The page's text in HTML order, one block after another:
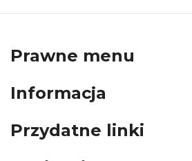
Prawne menu
Informacja
Przydatne linki